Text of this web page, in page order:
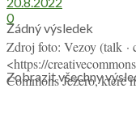
Žádný výsledek
Zobrazit všechny
0
Zdroj foto: Vezoy (talk
<https://
Commons Jezero, které